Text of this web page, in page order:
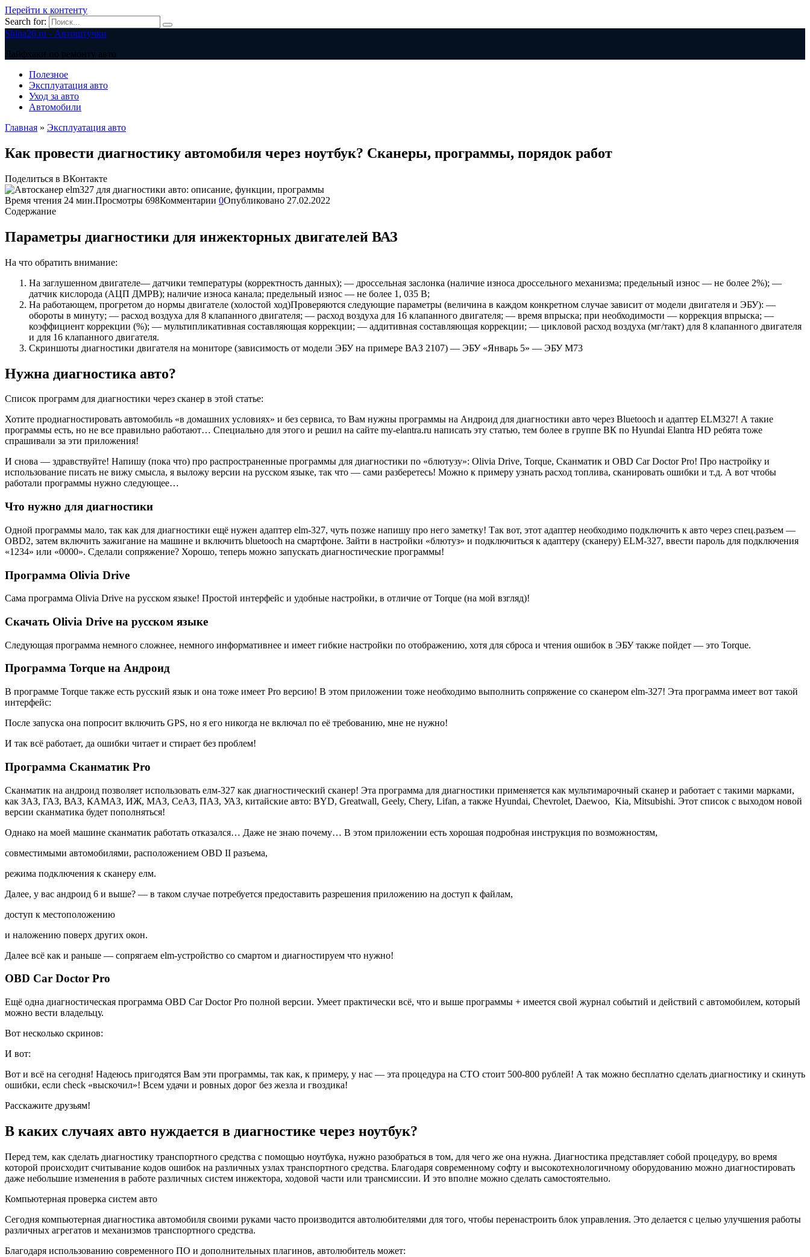
Перейти к контенту
Search for:
Shina26.ru - Автоштучки
Лайфхаки по ремонту авто
Полезное
Эксплуатация авто
Уход за авто
Автомобили
Главная » Эксплуатация авто
Как провести диагностику автомобиля через ноутбук? Сканеры, программы, порядок работ
Поделиться в ВКонтакте
Время чтения 24 мин.Просмотры 698Комментарии 0Опубликовано 27.02.2022
Содержание
Параметры диагностики для инжекторных двигателей ВАЗ
На что обратить внимание:
На заглушенном двигателе— датчики температуры (корректность данных); — дроссельная заслонка (наличие износа дроссельного механизма; предельный износ — не более 2%); —
датчик кислорода (АЦП ДМРВ); наличие износа канала; предельный износ — не более 1, 035 В;
На работающем, прогретом до нормы двигателе (холостой ход)Проверяются следующие параметры (величина в каждом конкретном случае зависит от модели двигателя и ЭБУ): —
обороты в минуту; — расход воздуха для 8 клапанного двигателя; — расход воздуха для 16 клапанного двигателя; — время впрыска; при необходимости — коррекция впрыска; —
коэффициент коррекции (%); — мультипликативная составляющая коррекции; — аддитивная составляющая коррекции; — цикловой расход воздуха (мг/такт) для 8 клапанного двигателя
и для 16 клапанного двигателя.
Скриншоты диагностики двигателя на мониторе (зависимость от модели ЭБУ на примере ВАЗ 2107) — ЭБУ «Январь 5» — ЭБУ М73
Нужна диагностика авто?
Список программ для диагностики через сканер в этой статье:
Хотите продиагностировать автомобиль «в домашних условиях» и без сервиса, то Вам нужны программы на Андроид для диагностики авто через Bluetooch и адаптер ELM327! А такие
программы есть, но не все правильно работают… Специально для этого и решил на сайте my-elantra.ru написать эту статью, тем более в группе ВК по Hyundai Elantra HD ребята тоже
спрашивали за эти приложения!
И снова — здравствуйте! Напишу (пока что) про распространенные программы для диагностики по «блютузу»: Olivia Drive, Torque, Сканматик и OBD Car Doctor Pro! Про настройку и
использование писать не вижу смысла, я выложу версии на русском языке, так что — сами разберетесь! Можно к примеру узнать расход топлива, сканировать ошибки и т.д. А вот чтобы
работали программы нужно следующее…
Что нужно для диагностики
Одной программы мало, так как для диагностики ещё нужен адаптер elm-327, чуть позже напишу про него заметку! Так вот, этот адаптер необходимо подключить к авто через спец.разъем —
OBD2, затем включить зажигание на машине и включить bluetooch на смартфоне. Зайти в настройки «блютуз» и подключиться к адаптеру (сканеру) ELM-327, ввести пароль для подключения
«1234» или «0000». Сделали сопряжение? Хорошо, теперь можно запускать диагностические программы!
Программа Olivia Drive
Сама программа Olivia Drive на русском языке! Простой интерфейс и удобные настройки, в отличие от Torque (на мой взгляд)!
Скачать Olivia Drive на русском языке
Следующая программа немного сложнее, немного информативнее и имеет гибкие настройки по отображению, хотя для сброса и чтения ошибок в ЭБУ также пойдет — это Torque.
Программа Torque на Андроид
В программе Torque также есть русский язык и она тоже имеет Pro версию! В этом приложении тоже необходимо выполнить сопряжение со сканером elm-327! Эта программа имеет вот такой
интерфейс:
После запуска она попросит включить GPS, но я его никогда не включал по её требованию, мне не нужно!
И так всё работает, да ошибки читает и стирает без проблем!
Программа Сканматик Pro
Сканматик на андроид позволяет использовать елм-327 как диагностический сканер! Эта программа для диагностики применяется как мультимарочный сканер и работает с такими марками,
как ЗАЗ, ГАЗ, ВАЗ, КАМАЗ, ИЖ, МАЗ, СеАЗ, ПАЗ, УАЗ, китайские авто: BYD, Greatwall, Geely, Chery, Lifan, а также Hyundai, Chevrolet, Daewoo, Kia, Mitsubishi. Этот список с выходом новой
версии сканматика будет пополняться!
Однако на моей машине сканматик работать отказался… Даже не знаю почему… В этом приложении есть хорошая подробная инструкция по возможностям,
совместимыми автомобилями, расположением OBD II разъема,
режима подключения к сканеру елм.
Далее, у вас андроид 6 и выше? — в таком случае потребуется предоставить разрешения приложению на доступ к файлам,
доступ к местоположению
и наложению поверх других окон.
Далее всё как и раньше — сопрягаем elm-устройство со смартом и диагностируем что нужно!
OBD Car Doctor Pro
Ещё одна диагностическая программа OBD Car Doctor Pro полной версии. Умеет практически всё, что и выше программы + имеется свой журнал событий и действий с автомобилем, который
можно вести владельцу.
Вот несколько скринов:
И вот:
Вот и всё на сегодня! Надеюсь пригодятся Вам эти программы, так как, к примеру, у нас — эта процедура на СТО стоит 500-800 рублей! А так можно бесплатно сделать диагностику и скинуть
ошибки, если check «выскочил»! Всем удачи и ровных дорог без жезла и гвоздика!
Расскажите друзьям!
В каких случаях авто нуждается в диагностике через ноутбук?
Перед тем, как сделать диагностику транспортного средства с помощью ноутбука, нужно разобраться в том, для чего же она нужна. Диагностика представляет собой процедуру, во время
которой происходит считывание кодов ошибок на различных узлах транспортного средства. Благодаря современному софту и высокотехнологичному оборудованию можно диагностировать
даже небольшие изменения в работе различных систем инжектора, ходовой части или трансмиссии. И это вполне можно сделать самостоятельно.
Компьютерная проверка систем авто
Сегодня компьютерная диагностика автомобиля своими руками часто производится автолюбителями для того, чтобы перенастроить блок управления. Это делается с целью улучшения работы
различных агрегатов и механизмов транспортного средства.
Благодаря использованию современного ПО и дополнительных плагинов, автолюбитель может: